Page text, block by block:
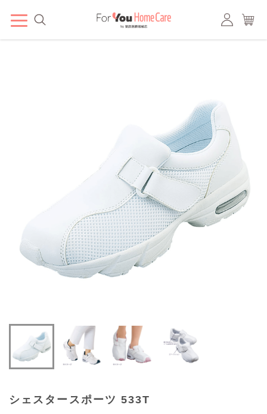
シェスタースポーツ 533T